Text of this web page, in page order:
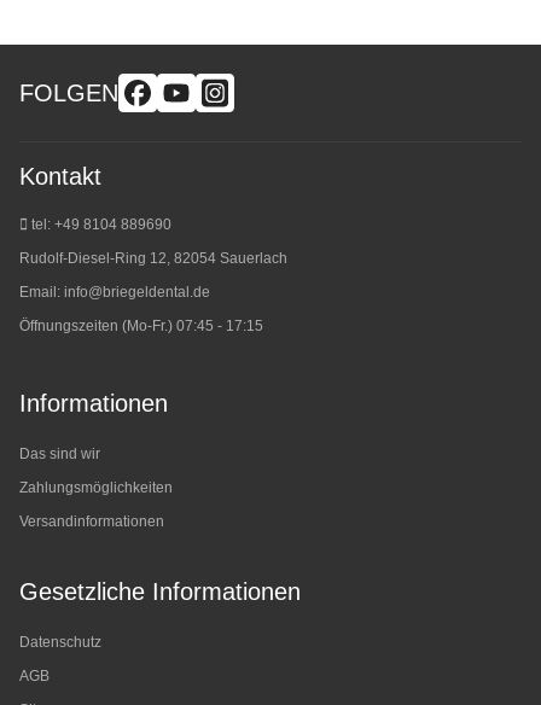
FOLGEN
Kontakt
tel: +49 8104 889690
Rudolf-Diesel-Ring 12, 82054 Sauerlach
Email: info@briegeldental.de
Öffnungszeiten (Mo-Fr.) 07:45 - 17:15
Informationen
Das sind wir
Zahlungsmöglichkeiten
Versandinformationen
Gesetzliche Informationen
Datenschutz
AGB